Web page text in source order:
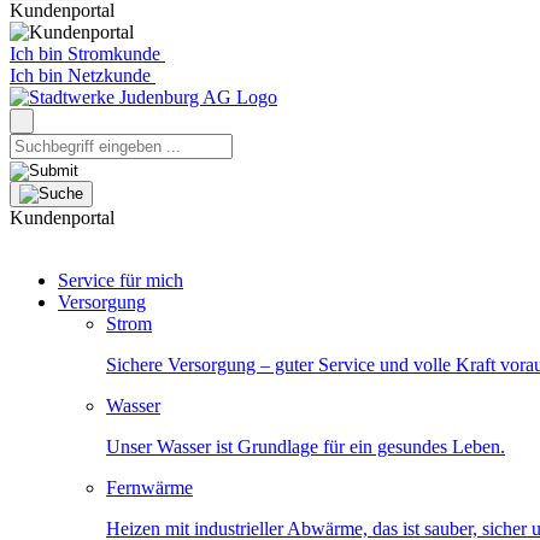
Kundenportal
Ich bin Stromkunde
Ich bin Netzkunde
Kundenportal
Service für mich
Versorgung
Strom
Sichere Versorgung – guter Service und volle Kraft
Wasser
Unser Wasser ist Grundlage für ein gesundes Leben.
Fernwärme
Heizen mit industrieller Abwärme, das ist sauber, sicher